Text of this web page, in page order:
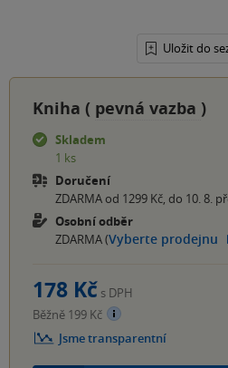
Uložit do
Kniha ( pevná vazba )
Skladem
1 ks
Doručení
ZDARMA od 1299 Kč, do 10. 8.
Osobní odběr
ZDARMA (Vyberte prodejnu
178 Kč s DPH
Běžně 199 Kč
Jsme transparentní